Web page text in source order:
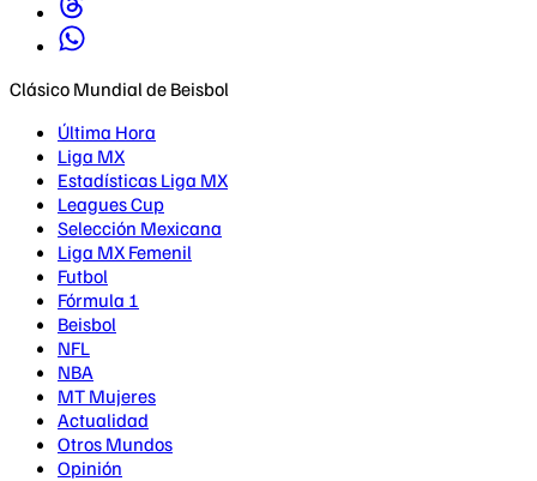
Clásico Mundial de Beisbol
Última Hora
Liga MX
Estadísticas Liga MX
Leagues Cup
Selección Mexicana
Liga MX Femenil
Futbol
Fórmula 1
Beisbol
NFL
NBA
MT Mujeres
Actualidad
Otros Mundos
Opinión